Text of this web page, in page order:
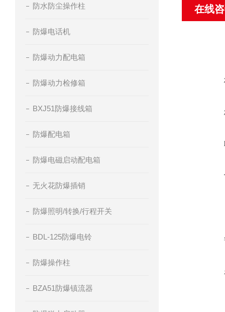
防水防尘操作柱
防爆电话机
防爆动力配电箱
防爆动力检修箱
BXJ51防爆接线箱
防爆配电箱
防爆电磁启动配电箱
无火花防爆插销
防爆照明/转换/行程开关
BDL-125防爆电铃
防爆操作柱
BZA51防爆镇流器
在线